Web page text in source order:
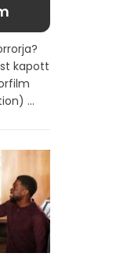
kapott
...